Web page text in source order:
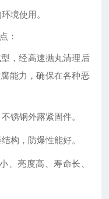
境使用。
：
，经高速抛丸清理后
能力，确保在各种恶
锈钢外露紧固件。
构，防爆性能好。
亮度高、寿命长、